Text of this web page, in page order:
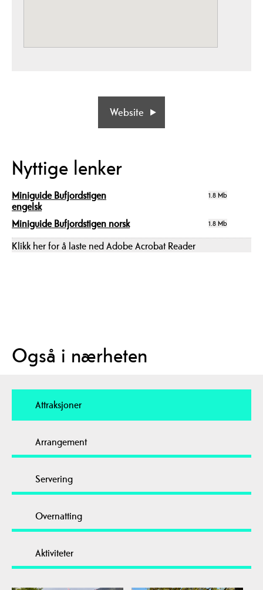
Website
Nyttige lenker
Miniguide Bufjordstigen
engelsk
1.8 Mb
Miniguide Bufjordstigen norsk 1.8 Mb
Klikk her for å laste ned Adobe Acrobat Reader
Også i nærheten
Attraksjoner
Arrangement
Servering
Overnatting
Aktiviteter